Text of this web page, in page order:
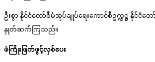
ဦးစွာ နိုင်ငံတော်စီမံအုပ်ချုပ်ရေးကောင်စီဥက္ကဋ္ဌ နိုင်ငံ
နှုတ်ဆက်ကြသည်။
ဖဲကြိုးဖြတ်ဖွင့်လှစ်ပေး